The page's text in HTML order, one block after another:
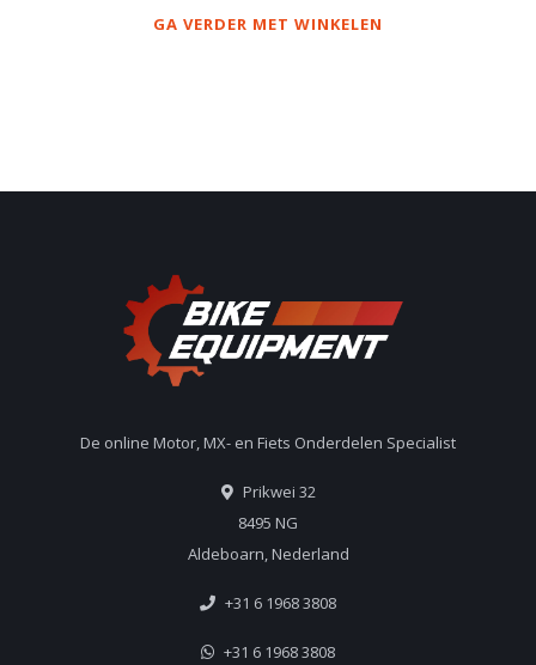
GA VERDER MET WINKELEN
De online Motor, MX- en Fiets Onderdelen Specialist
Prikwei 32
8495 NG
Aldeboarn, Nederland
+31 6 1968 3808
+31 6 1968 3808